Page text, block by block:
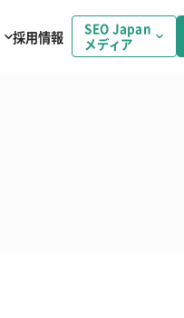
採用情報
SEO Japan
メディア